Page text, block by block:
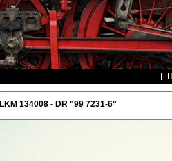
LKM 134008 - DR "99 7231-6"